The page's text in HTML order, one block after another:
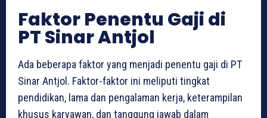
Faktor Penentu Gaji di
PT Sinar Antjol
Ada beberapa faktor yang menjadi penentu gaji di PT
Sinar Antjol. Faktor-faktor ini meliputi tingkat
pendidikan, lama dan pengalaman kerja, keterampilan
khusus karyawan, dan tanggung jawab dalam